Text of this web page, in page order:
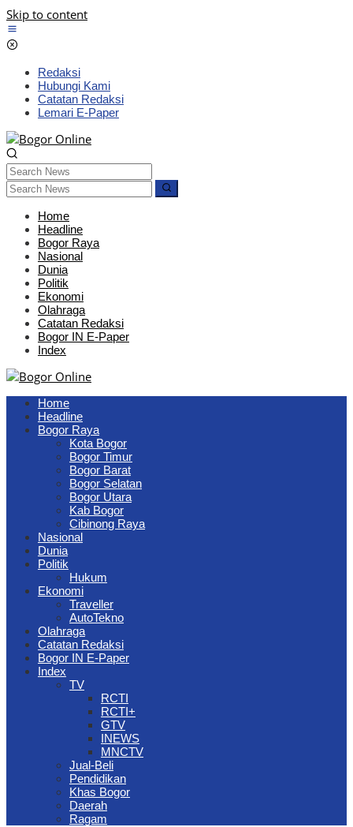
Skip to content
Redaksi
Hubungi Kami
Catatan Redaksi
Lemari E-Paper
Home
Headline
Bogor Raya
Nasional
Dunia
Politik
Ekonomi
Olahraga
Catatan Redaksi
Bogor IN E-Paper
Index
Home
Headline
Bogor Raya
Kota Bogor
Bogor Timur
Bogor Barat
Bogor Selatan
Bogor Utara
Kab Bogor
Cibinong Raya
Nasional
Dunia
Politik
Hukum
Ekonomi
Traveller
AutoTekno
Olahraga
Catatan Redaksi
Bogor IN E-Paper
Index
TV
RCTI
RCTI+
GTV
INEWS
MNCTV
Jual-Beli
Pendidikan
Khas Bogor
Daerah
Ragam